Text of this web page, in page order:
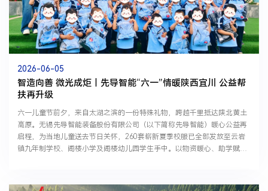
2026-06-05
智造向善 微光成炬｜先导智能“六一”情暖陕西宜川 公益帮
扶再升级
六一儿童节前夕，来自太湖之滨的一份特殊礼物，跨越千里抵达陕北黄土
高原。无锡先导智能装备股份有限公司（以下简称先导智能）暖心公益再
启程，为当地儿童送去节日关怀，260套崭新夏季校服已全部发放至云岩
镇九年制学校、阁楼小学及阁楼幼儿园学生手中。以物资暖心、助学赋